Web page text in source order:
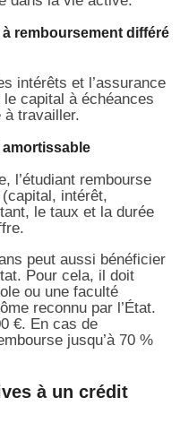
remboursement différé
intérêts et l’assurance
capital à échéances
à travailler.
l’étudiant rembourse
intérêt,
le taux et la durée
peut aussi bénéficier
Pour cela, il doit
ou une faculté
reconnu par l’État.
€. En cas de
jusqu’à 70 %
à un crédit